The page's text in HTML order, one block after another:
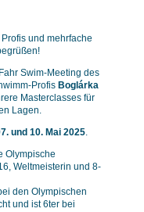
und mehrfache
Swim-Meeting des
Profis Boglárka
Masterclasses für
Lagen.
und 10. Mai 2025.
Olympische
Weltmeisterin und 8-
den Olympischen
und ist 6ter bei